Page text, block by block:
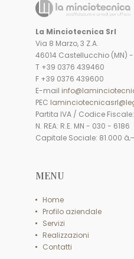
La Minciotecnica Srl
Via 8 Marzo, 3 Z.A.
46014 Castellucchio (MN) -
T +39 0376 439460
F +39 0376 439600
E-mail
PEC
Partita IVA / Codice
N. REA: R.E. MN - 030 - 6186
Capitale Sociale: 81.000
MENU
Home
Profilo aziendale
Servizi
Realizzazioni
Contatti